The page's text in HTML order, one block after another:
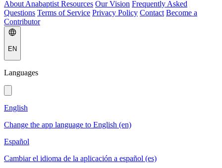
About Anabaptist Resources Our Vision Frequently Asked
Questions Terms of Service Privacy Policy Contact Become a
Contributor
EN
Languages
English
Change the app language to English (en)
Español
Cambiar el idioma de la aplicación a español (es)